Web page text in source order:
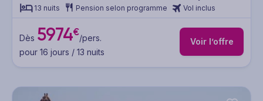
Swakopmund / Désert du Namib / Chutes Victoria
13 nuits Pension selon programme Vol inclus
Dès 5974€/pers.
pour 16 jours / 13 nuits
Voir l’offre